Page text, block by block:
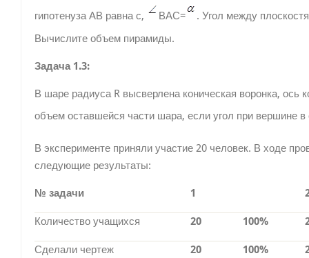
гипотенуза АВ равна с,
ВАС=
. Угол между
Вычислите объем пирамиды.
Задача 1.3:
В шаре радиуса R высверлена коническая воронка, ось
объем оставшейся части шара, если угол при вершине
В эксперименте приняли участие 20 человек. В ходе
следующие результаты:
№ задачи 1
Количество учащихся 20 100%
Сделали чертеж 20 100%